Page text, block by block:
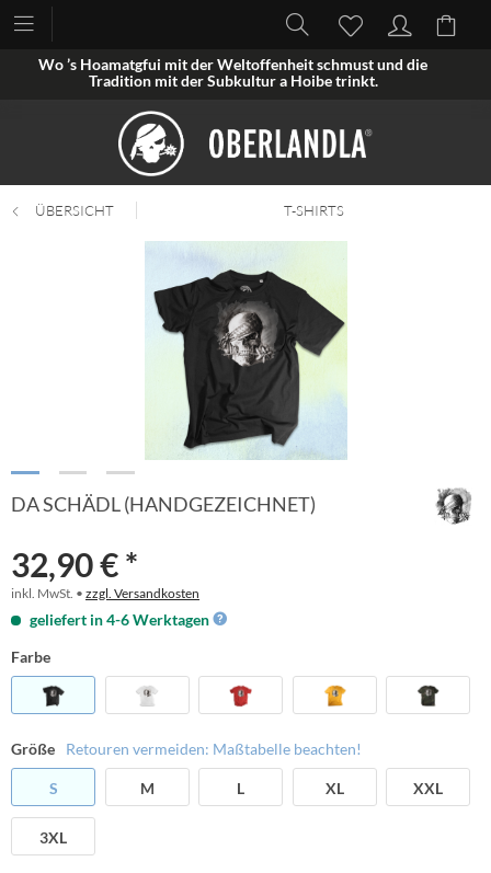
Wo ’s Hoamatgfui mit der Weltoffenheit schmust und die
Tradition mit der Subkultur a Hoibe trinkt.
ÜBERSICHT T-SHIRTS
DA SCHÄDL (HANDGEZEICHNET)
32,90 € *
inkl. MwSt. • zzgl. Versandkosten
geliefert in 4-6 Werktagen
Farbe
Größe Retouren vermeiden: Maßtabelle beachten!
S M L XL XXL
3XL